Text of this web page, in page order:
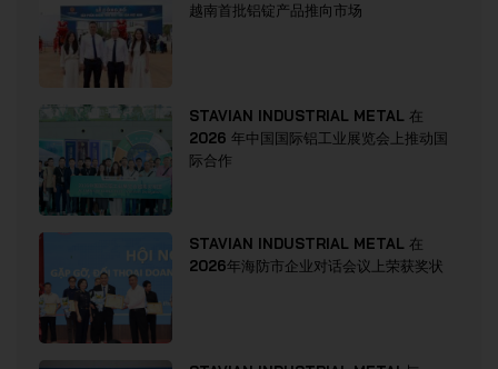
越南首批铝锭产品推向市场
STAVIAN INDUSTRIAL METAL 在
2026 年中国国际铝工业展览会上推动国
际合作
STAVIAN INDUSTRIAL METAL 在
2026年海防市企业对话会议上荣获奖状